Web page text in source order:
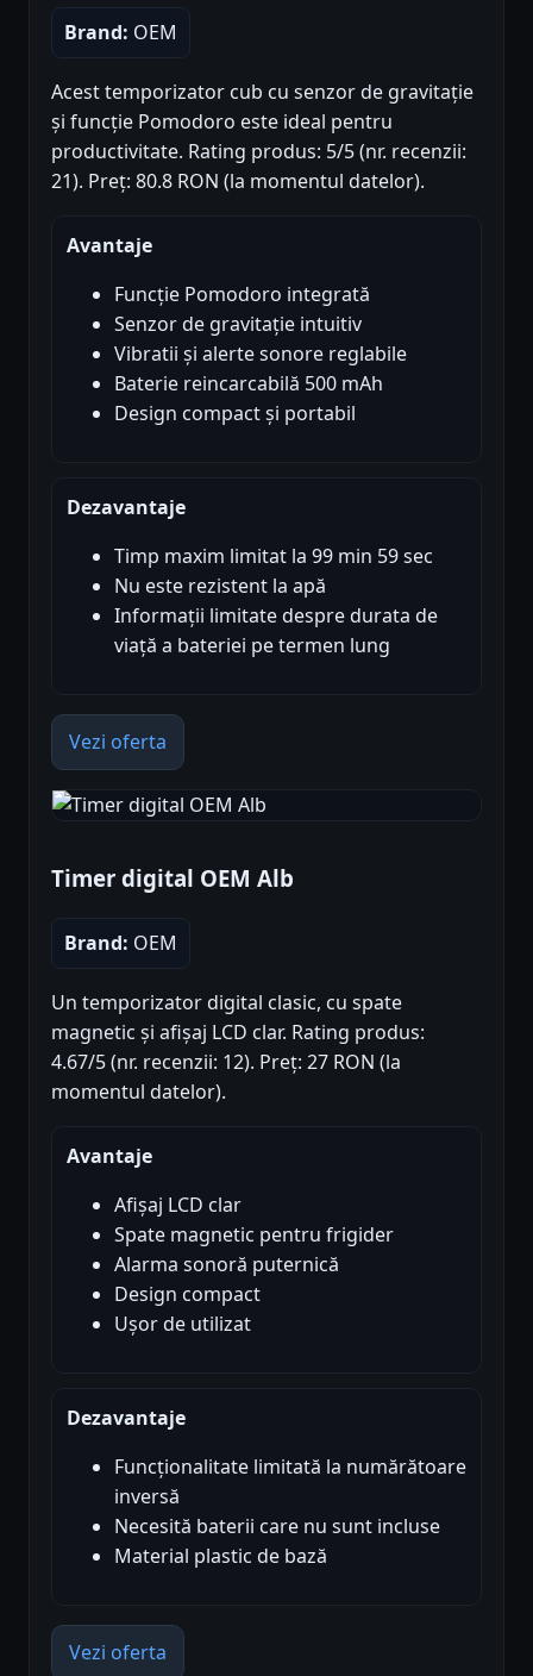
Brand: OEM
Acest temporizator cub cu senzor de gravitație
și funcție Pomodoro este ideal pentru
productivitate. Rating produs: 5/5 (nr. recenzii:
21). Preț: 80.8 RON (la momentul datelor).
Avantaje
Funcție Pomodoro integrată
Senzor de gravitație intuitiv
Vibratii și alerte sonore reglabile
Baterie reincarcabilă 500 mAh
Design compact și portabil
Dezavantaje
Timp maxim limitat la 99 min 59 sec
Nu este rezistent la apă
Informații limitate despre durata de
viață a bateriei pe termen lung
Vezi oferta
Timer digital OEM Alb
Brand: OEM
Un temporizator digital clasic, cu spate
magnetic și afișaj LCD clar. Rating produs:
4.67/5 (nr. recenzii: 12). Preț: 27 RON (la
momentul datelor).
Avantaje
Afișaj LCD clar
Spate magnetic pentru frigider
Alarma sonoră puternică
Design compact
Ușor de utilizat
Dezavantaje
Funcționalitate limitată la numărătoare
inversă
Necesită baterii care nu sunt incluse
Material plastic de bază
Vezi oferta